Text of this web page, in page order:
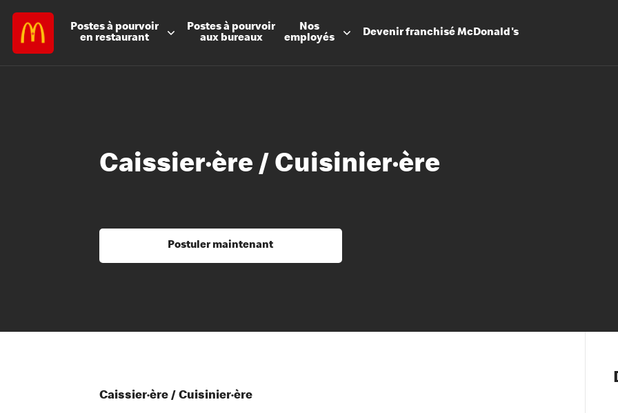
Postes à pourvoir
en restaurant
Postes à pourvoir
aux bureaux
Nos
employés
DevenirfranchiséMcDonald's
Les
Notre
Nos
Caissier·ère / Cuisinier·ère
Postuler maintenant
Caissier·ère / Cuisinier·ère